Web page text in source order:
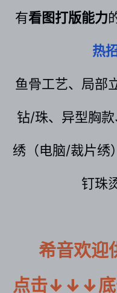
有看图打版能力
热
鱼骨工艺、局部
钻/珠、异型胸
绣（电脑/裁片绣
钉珠
希音欢迎
点击↓↓↓底